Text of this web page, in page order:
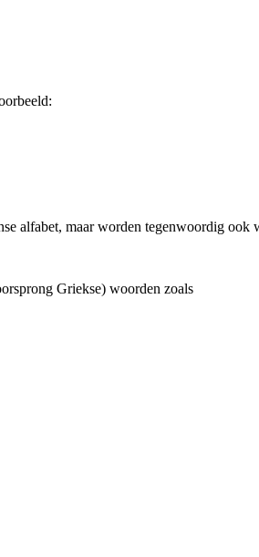
alfabet, maar worden tegenwoordig ook
Griekse) woorden zoals